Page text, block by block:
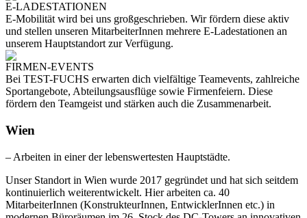
E-LADESTATIONEN
E-Mobilität wird bei uns großgeschrieben. Wir fördern diese aktiv
und stellen unseren MitarbeiterInnen mehrere E-Ladestationen an
unserem Hauptstandort zur Verfügung.
FIRMEN-EVENTS
Bei TEST-FUCHS erwarten dich vielfältige Teamevents, zahlreiche
Sportangebote, Abteilungsausflüge sowie Firmenfeiern. Diese
fördern den Teamgeist und stärken auch die Zusammenarbeit.
Wien
– Arbeiten in einer der lebenswertesten Hauptstädte.
Unser Standort in Wien wurde 2017 gegründet und hat sich seitdem
kontinuierlich weiterentwickelt. Hier arbeiten ca. 40
MitarbeiterInnen (KonstrukteurInnen, EntwicklerInnen etc.) in